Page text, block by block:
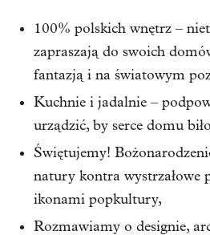
100% polskich wnętrz –
zapraszają do swoich
fantazją i na światowym
Kuchnie i jadalnie –
urządzić, by serce domu
Świętujemy!
natury kontra wystrzałowe
ikonami popkultury,
Rozmawiamy o designie,